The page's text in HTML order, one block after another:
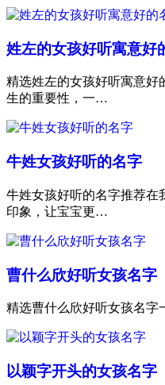
姓左的女孩好听寓意好
精选姓左的女孩好听寓意好
生的重要性，一…
牛姓女孩好听的名字
牛姓女孩好听的名字推荐在
印象，让宝宝更…
曹什么欣好听女孩名字
精选曹什么欣好听女孩名
以颖字开头的女孩名字